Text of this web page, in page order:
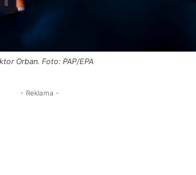
Orban. Foto: PAP/EPA
- Reklama -